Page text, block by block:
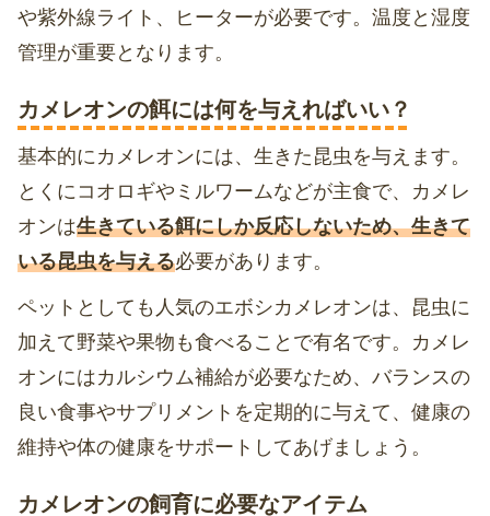
や紫外線ライト、ヒーターが必要です。温度と湿度
管理が重要となります。
カメレオンの餌には何を与えればいい？
基本的にカメレオンには、生きた昆虫を与えます。
とくにコオロギやミルワームなどが主食で、カメレ
オンは生きている餌にしか反応しないため、生きて
いる昆虫を与える必要があります。
ペットとしても人気のエボシカメレオンは、昆虫に
加えて野菜や果物も食べることで有名です。カメレ
オンにはカルシウム補給が必要なため、バランスの
良い食事やサプリメントを定期的に与えて、健康の
維持や体の健康をサポートしてあげましょう。
カメレオンの飼育に必要なアイテム